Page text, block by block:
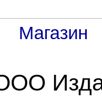
Магазин